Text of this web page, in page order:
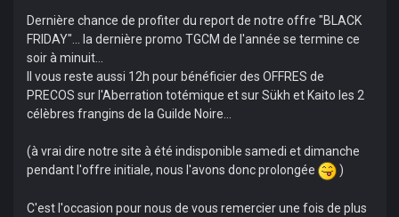
Dernière chance de profiter du report de notre offre "BLACK
FRIDAY"... la dernière promo TGCM de l'année se termine ce
soir à minuit...
Il vous reste aussi 12h pour bénéficier des OFFRES de
PRECOS sur l'Aberration totémique et sur Sükh et Kaito les 2
célèbres frangins de la Guilde Noire...
(à vrai dire notre site à été indisponible samedi et dimanche
pendant l'offre initiale, nous l'avons donc prolongée
)
C'est l'occasion pour nous de vous remercier une fois de plus